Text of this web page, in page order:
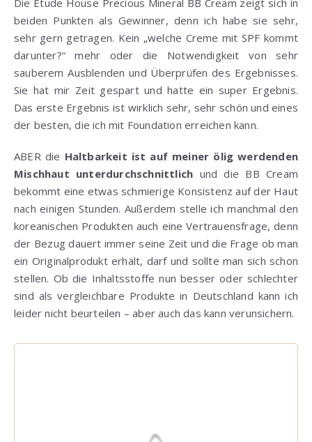
Die Etude House Precious Mineral BB Cream zeigt sich in
beiden Punkten als Gewinner, denn ich habe sie sehr,
sehr gern getragen. Kein „welche Creme mit SPF kommt
darunter?“ mehr oder die Notwendigkeit von sehr
sauberem Ausblenden und Überprüfen des Ergebnisses.
Sie hat mir Zeit gespart und hatte ein super Ergebnis.
Das erste Ergebnis ist wirklich sehr, sehr schön und eines
der besten, die ich mit Foundation erreichen kann.
ABER die Haltbarkeit ist auf meiner ölig werdenden
Mischhaut unterdurchschnittlich und die BB Cream
bekommt eine etwas schmierige Konsistenz auf der Haut
nach einigen Stunden. Außerdem stelle ich manchmal den
koreanischen Produkten auch eine Vertrauensfrage, denn
der Bezug dauert immer seine Zeit und die Frage ob man
ein Originalprodukt erhält, darf und sollte man sich schon
stellen. Ob die Inhaltsstoffe nun besser oder schlechter
sind als vergleichbare Produkte in Deutschland kann ich
leider nicht beurteilen – aber auch das kann verunsichern.